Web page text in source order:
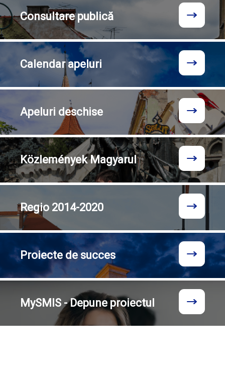
Consultarepublică
Calendarapeluri
Apeluri deschise
KözleményekMagyarul
Regio 2014-2020
Proiecte de succes
MySMIS - Depune proiectul